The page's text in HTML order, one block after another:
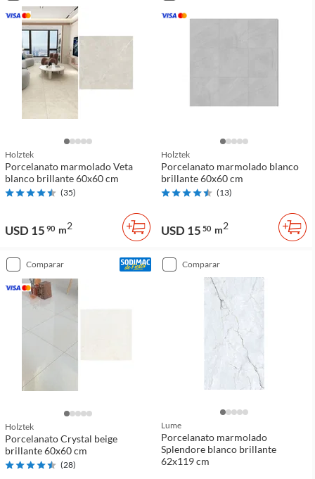
Holztek
Porcelanato marmolado Veta
blanco brillante 60x60 cm
(35)
USD 15 90 m2
Holztek
Porcelanato marmolado blanco
brillante 60x60 cm
(13)
USD 15 50 m2
comparar
Holztek
Porcelanato Crystal beige
brillante 60x60 cm
(28)
comparar
Lume
Porcelanato marmolado
Splendore blanco brillante
62x119 cm